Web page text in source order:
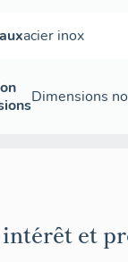
acier inox
Dimensions
et